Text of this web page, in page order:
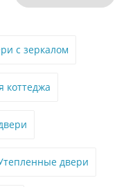
с зеркалом
коттеджа
двери